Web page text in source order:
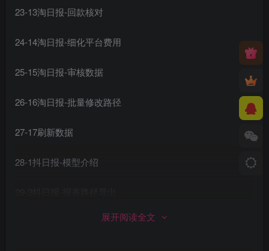
23-13淘日报-回款核对
24-14淘日报-细化平台费用
25-15淘日报-审核数据
26-16淘日报-批量修改路径
27-17刷新数据
28-1抖日报-模型介绍
30-3抖日报-资金账单-打开csv表
展开阅读全文